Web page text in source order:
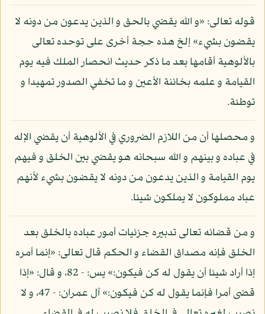
قوله تعالى: «و الله يقضي بالحق و الذين يدعون من دونه لا
يقضون بشيء» إلخ هذه حجة أخرى على توحده تعالى
بالألوهية أقامها بعد ما ذكر حديث انحصار الملك فيه يوم
القيامة و علمه بخائنة الأعين و ما تخفي الصدور تمهيدا و
توطئة.
و محصلها أن من اللازم الضروري في الألوهية أن يقضي الإله
في عباده و بينهم و الله سبحانه هو يقضي بين الخلق و فيهم
يوم القيامة و الذين يدعون من دونه لا يقضون بشيء لأنهم
عباد مملوكون لا يملكون شيئا.
و من قضائه تعالى تدبيره جزئيات أمور عباده بالخلق بعد
الخلق فإنه مصداق القضاء و الحكم قال تعالى: «إنما أمره
إذا أراد شيئا أن يقول له كن فيكون:» يس: - 82، و قال: «إذا
قضى أمرا فإنما يقول له كن فيكون:» آل عمران: - 47، و لا